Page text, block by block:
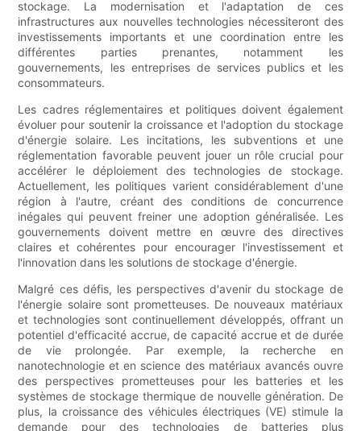
stockage. La modernisation et l'adaptation de ces
infrastructures aux nouvelles technologies nécessiteront des
investissements importants et une coordination entre les
différentes parties prenantes, notamment les
gouvernements, les entreprises de services publics et les
consommateurs.
Les cadres réglementaires et politiques doivent également
évoluer pour soutenir la croissance et l'adoption du stockage
d'énergie solaire. Les incitations, les subventions et une
réglementation favorable peuvent jouer un rôle crucial pour
accélérer le déploiement des technologies de stockage.
Actuellement, les politiques varient considérablement d'une
région à l'autre, créant des conditions de concurrence
inégales qui peuvent freiner une adoption généralisée. Les
gouvernements doivent mettre en œuvre des directives
claires et cohérentes pour encourager l'investissement et
l'innovation dans les solutions de stockage d'énergie.
Malgré ces défis, les perspectives d'avenir du stockage de
l'énergie solaire sont prometteuses. De nouveaux matériaux
et technologies sont continuellement développés, offrant un
potentiel d'efficacité accrue, de capacité accrue et de durée
de vie prolongée. Par exemple, la recherche en
nanotechnologie et en science des matériaux avancés ouvre
des perspectives prometteuses pour les batteries et les
systèmes de stockage thermique de nouvelle génération. De
plus, la croissance des véhicules électriques (VE) stimule la
demande pour des technologies de batteries plus